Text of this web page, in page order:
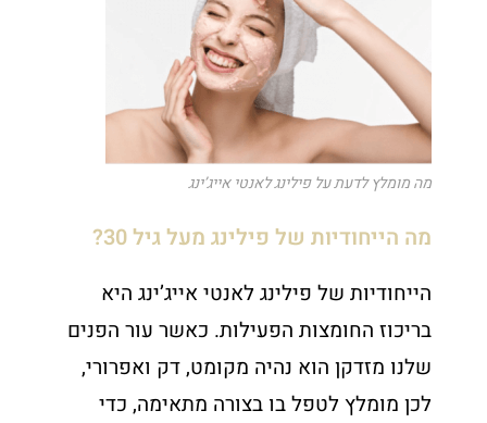
מה מומלץ לדעת על פילינג לאנטי אייג’ינג
מה הייחודיות של פילינג מעל גיל 30?
הייחודיות של פילינג לאנטי אייג’ינג היא
בריכוז החומצות הפעילות. כאשר עור הפנים
שלנו מזדקן הוא נהיה מקומט, דק ואפרורי,
לכן מומלץ לטפל בו בצורה מתאימה, כדי